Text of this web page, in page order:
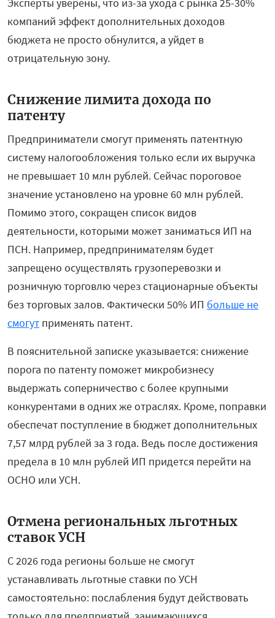
компаний эффект дополнительных доходов
бюджета не просто обнулится, а уйдет в
отрицательную зону.
Снижение лимита дохода по
патенту
Предприниматели смогут применять патентную
систему налогообложения только если их выручка
не превышает 10 млн рублей. Сейчас пороговое
значение установлено на уровне 60 млн рублей.
Помимо этого, сокращен список видов
деятельности, которыми может заниматься ИП на
ПСН. Например, предпринимателям будет
запрещено осуществлять грузоперевозки и
розничную торговлю через стационарные объекты
без торговых залов. Фактически 50% ИП больше не
смогут применять патент.
В пояснительной записке указывается: снижение
порога по патенту поможет микробизнесу
выдержать соперничество с более крупными
конкурентами в одних же отраслях. Кроме, поправки
обеспечат поступление в бюджет дополнительных
7,57 млрд рублей за 3 года. Ведь после достижения
предела в 10 млн рублей ИП придется перейти на
ОСНО или УСН.
Отмена региональных льготных
ставок УСН
С 2026 года регионы больше не смогут
устанавливать льготные ставки по УСН
самостоятельно: послабления будут действовать